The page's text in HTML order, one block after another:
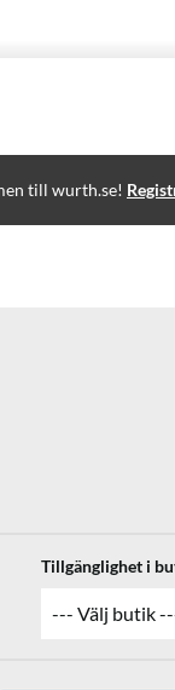
till wurth.se!
Tillgänglighet i